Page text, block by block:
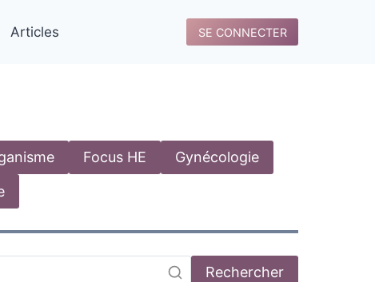
Articles SE CONNECTER
Focus HE Gynécologie
Rechercher